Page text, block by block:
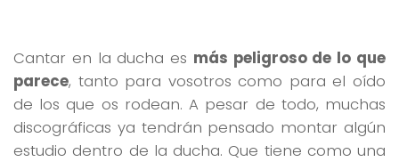
Cantar en la ducha es más peligroso de lo que
parece, tanto para vosotros como para el oído
de los que os rodean. A pesar de todo, muchas
discográficas ya tendrán pensado montar algún
estudio dentro de la ducha. Que tiene como una